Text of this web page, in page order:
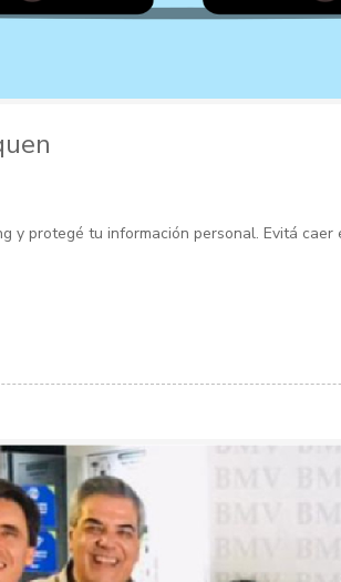
y protegé tu información personal. Evitá caer